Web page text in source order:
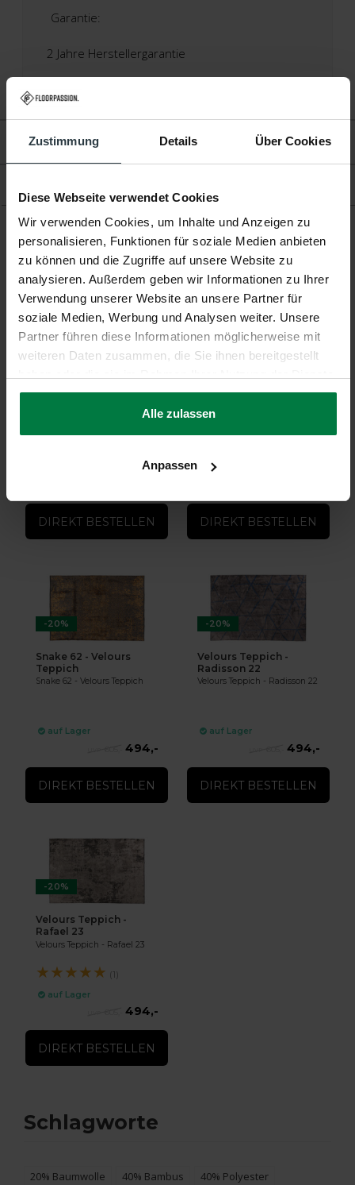
Zustimmung Details Über Cookies
Diese Webseite verwendet Cookies
Wir verwenden Cookies, um Inhalte und Anzeigen zu
personalisieren, Funktionen für soziale Medien anbieten
zu können und die Zugriffe auf unsere Website zu
analysieren. Außerdem geben wir Informationen zu Ihrer
Verwendung unserer Website an unsere Partner für
soziale Medien, Werbung und Analysen weiter. Unsere
Partner führen diese Informationen möglicherweise mit
weiteren Daten zusammen, die Sie ihnen bereitgestellt
gesammelt haben.
Alle zulassen
Anpassen
Bewertungen
Produkt
Garantie:
2 Jahre Herstellergarantie
Ergänzende Produkte
-20%
Snake 16 - Velours
DIREKT BESTELLEN
-20%
Snake 23 - Velours
Snake 23 - Velours Teppich
auf Lager
DIREKT BESTELLEN
-20%
Snake 62 - Velours
Teppich
Snake 62 - Velours Teppich
auf Lager
494,-
DIREKT BESTELLEN
-20%
Velours Teppich -
Radisson 22
Velours Teppich - Radisson 22
auf Lager
494,-
DIREKT BESTELLEN
-20%
Velours Teppich -
Rafael 23
Velours Teppich - Rafael 23
★★★★★ (1)
auf Lager
494,-
DIREKT BESTELLEN
Schlagworte
20% Baumwolle 40% Bambus
40% Polyester